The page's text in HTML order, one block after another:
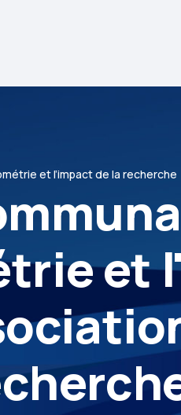
et l’impact de la recherche
et